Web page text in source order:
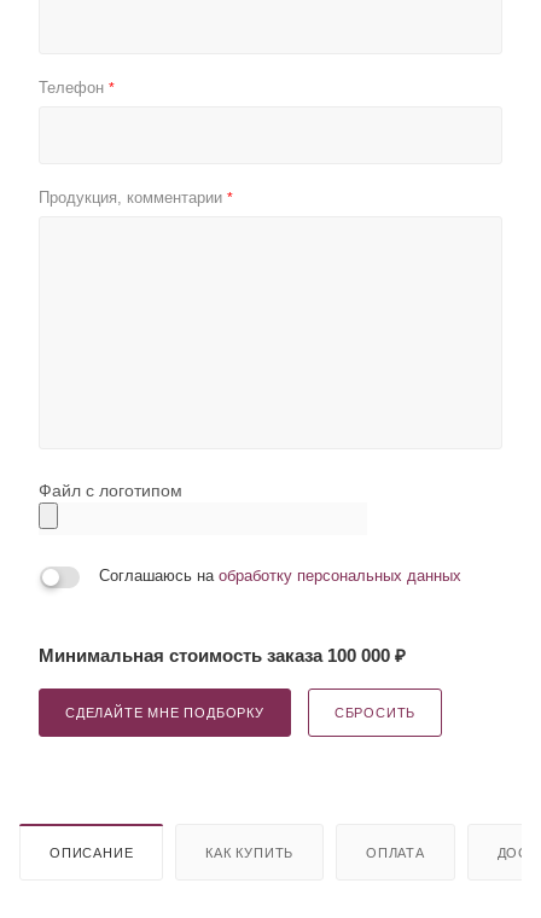
Телефон *
Продукция, комментарии *
Файл с логотипом
Соглашаюсь на обработку персональных данных
Минимальная стоимость заказа 100 000 ₽
СДЕЛАЙТЕ МНЕ ПОДБОРКУ СБРОСИТЬ
ОПИСАНИЕ КАК КУПИТЬ ОПЛАТА